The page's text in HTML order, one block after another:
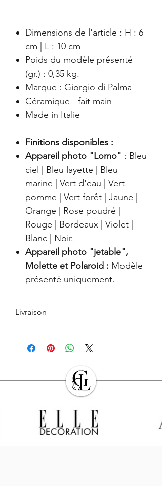
Dimensions de l'article : H : 6
cm | L : 10 cm
Poids du modèle présenté
(gr.) : 0,35 kg.
Marque : Giorgio di Palma
Céramique - fait main
Made in Italie
Finitions disponibles :
Appareil photo "Lomo" : Bleu
ciel | Bleu layette | Bleu
marine | Vert d'eau | Vert
pomme | Vert forêt | Jaune |
Orange | Rose poudré |
Rouge | Bordeaux | Violet |
Blanc | Noir.
Appareil photo "jetable",
Molette et Polaroid : Modèle
présenté uniquement.
Livraison
Les Produits commandés seront livrés à
l’adresse indiquée par l’Acheteur lors de
Sauf cas de force majeure ou lors des
périodes de fermeture clairement
Produits en stock sont expédiés dans les
sept (7) jours suivant la date
d’enregistrement de la commande,